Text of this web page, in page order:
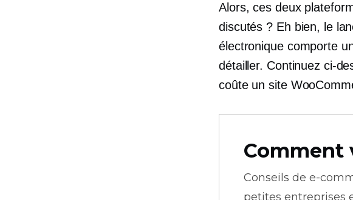
Alors, ces deux
discutés ? Eh bien, le
électronique comporte
détailler. Continuez ci-
coûte un site
Comment
Conseils de e-
petites entreprises